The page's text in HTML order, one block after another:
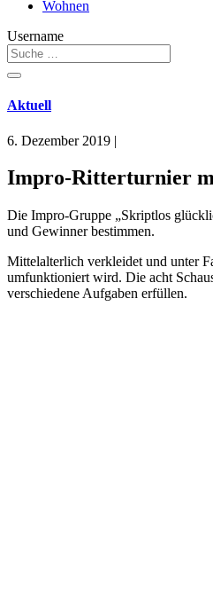
Wohnen
Username
Aktuell
6. Dezember 2019 |
Impro-Ritterturnier
Die Impro-Gruppe „Skriptlos
und Gewinner bestimmen.
Mittelalterlich verkleidet und unter
umfunktioniert wird. Die acht
verschiedene Aufgaben erfüllen.